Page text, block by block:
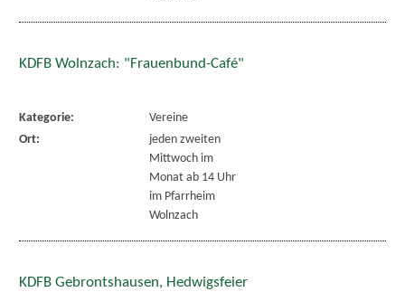
KDFB Wolnzach: "Frauenbund-Café"
Kategorie:
Vereine
Ort:
jeden zweiten
Mittwoch im
Monat ab 14 Uhr
im Pfarrheim
Wolnzach
KDFB Gebrontshausen, Hedwigsfeier